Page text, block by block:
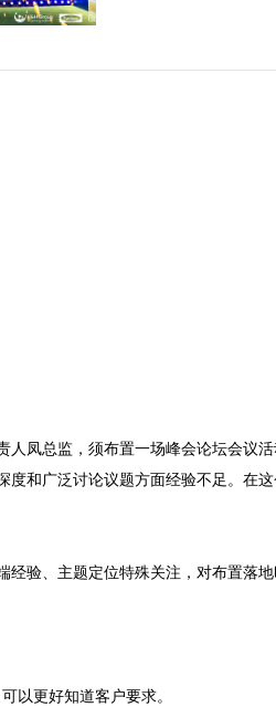
凤总监，须布置一场峰会论坛会议
和广泛讨论议题方面经验不足。在
验、主题定位特殊关注，对布置落
以更好知道客户要求。